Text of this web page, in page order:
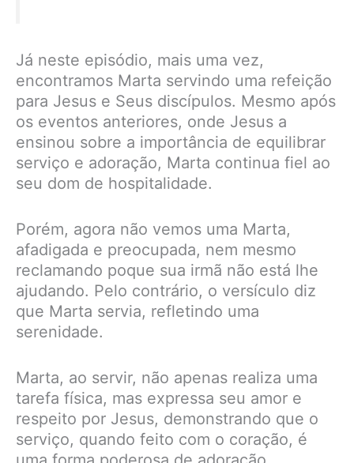
Já neste episódio, mais uma vez,
encontramos Marta servindo uma refeição
para Jesus e Seus discípulos. Mesmo após
os eventos anteriores, onde Jesus a
ensinou sobre a importância de equilibrar
serviço e adoração, Marta continua fiel ao
seu dom de hospitalidade.
Porém, agora não vemos uma Marta,
afadigada e preocupada, nem mesmo
reclamando poque sua irmã não está lhe
ajudando. Pelo contrário, o versículo diz
que Marta servia, refletindo uma
serenidade.
Marta, ao servir, não apenas realiza uma
tarefa física, mas expressa seu amor e
respeito por Jesus, demonstrando que o
serviço, quando feito com o coração, é